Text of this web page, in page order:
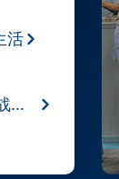
活
36氪：李未可科技完成数千万战略融资